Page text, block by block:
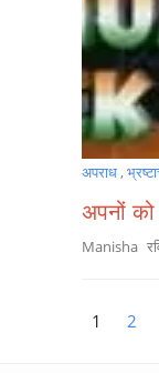
अपराध,
अपनों
Manisha
1 2